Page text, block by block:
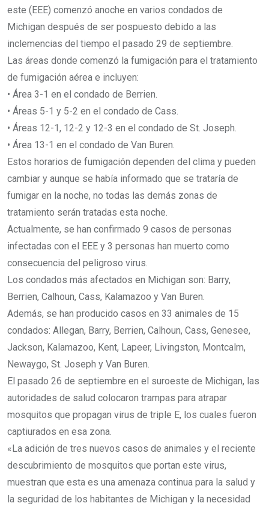
este (EEE) comenzó anoche en varios condados de
Michigan después de ser pospuesto debido a las
inclemencias del tiempo el pasado 29 de septiembre.
Las áreas donde comenzó la fumigación para el tratamiento
de fumigación aérea e incluyen:
• Área 3-1 en el condado de Berrien.
• Áreas 5-1 y 5-2 en el condado de Cass.
• Áreas 12-1, 12-2 y 12-3 en el condado de St. Joseph.
• Área 13-1 en el condado de Van Buren.
Estos horarios de fumigación dependen del clima y pueden
cambiar y aunque se había informado que se trataría de
fumigar en la noche, no todas las demás zonas de
tratamiento serán tratadas esta noche.
Actualmente, se han confirmado 9 casos de personas
infectadas con el EEE y 3 personas han muerto como
consecuencia del peligroso virus.
Los condados más afectados en Michigan son: Barry,
Berrien, Calhoun, Cass, Kalamazoo y Van Buren.
Además, se han producido casos en 33 animales de 15
condados: Allegan, Barry, Berrien, Calhoun, Cass, Genesee,
Jackson, Kalamazoo, Kent, Lapeer, Livingston, Montcalm,
Newaygo, St. Joseph y Van Buren.
El pasado 26 de septiembre en el suroeste de Michigan, las
autoridades de salud colocaron trampas para atrapar
mosquitos que propagan virus de triple E, los cuales fueron
captiurados en esa zona.
«La adición de tres nuevos casos de animales y el reciente
descubrimiento de mosquitos que portan este virus,
muestran que esta es una amenaza continua para la salud y
la seguridad de los habitantes de Michigan y la necesidad